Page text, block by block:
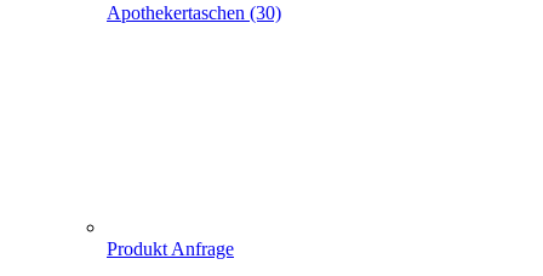
Apothekertaschen (30)
Produkt Anfrage